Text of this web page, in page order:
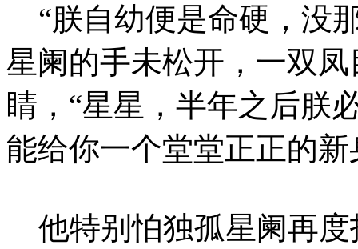
“朕自幼便是命硬，没
星阑的手未松开，一双
睛，“星星，半年之后朕
能给你一个堂堂正正的
他特别怕独孤星阑再度